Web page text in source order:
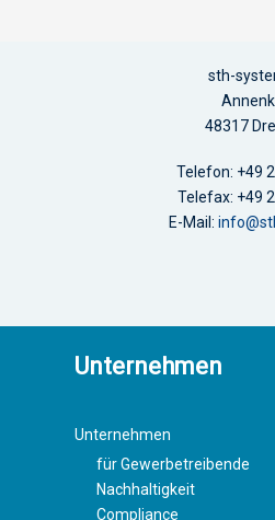
sth-
48317
Telefon: +49
Telefax: +49
E-Mail:
Unternehmen
Unternehmen
für Gewerbetreibende
Nachhaltigkeit
Compliance